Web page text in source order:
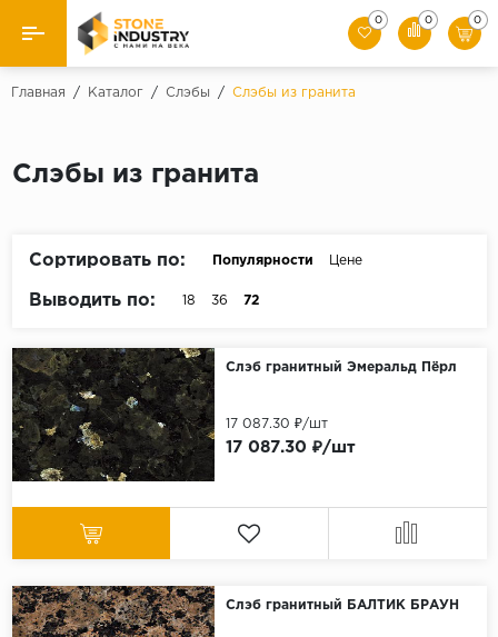
Назад
0 0 0
Главная / Каталог / Слэбы / Слэбы из гранита
Слэбы из гранита
Сортировать по: Популярности Цене
Выводить по: 18 36 72
Слэб гранитный Эмеральд Пёрл
17 087.30 ₽/шт
17 087.30 ₽/шт
Слэб гранитный БАЛТИК БРАУН